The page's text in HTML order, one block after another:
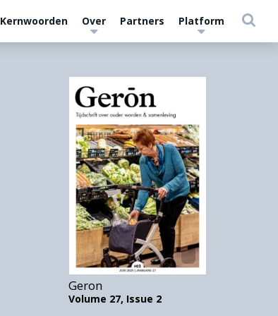
Kernwoorden Over Partners Platform
Geron
Volume 27, Issue 2